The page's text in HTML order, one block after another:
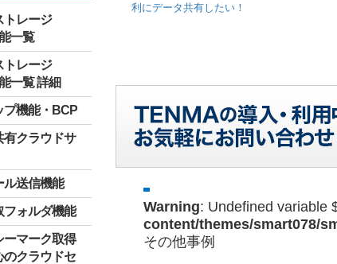
利にデータ共有したい！
Warning: Undefined variable
content/themes/smart078/
その他事例
トレージ
一覧
トレージ
一覧 詳細
プ機能・BCP
有クラウドサ
ル送信機能
フォルダ機能
ーマーク取得
のクラウドセ